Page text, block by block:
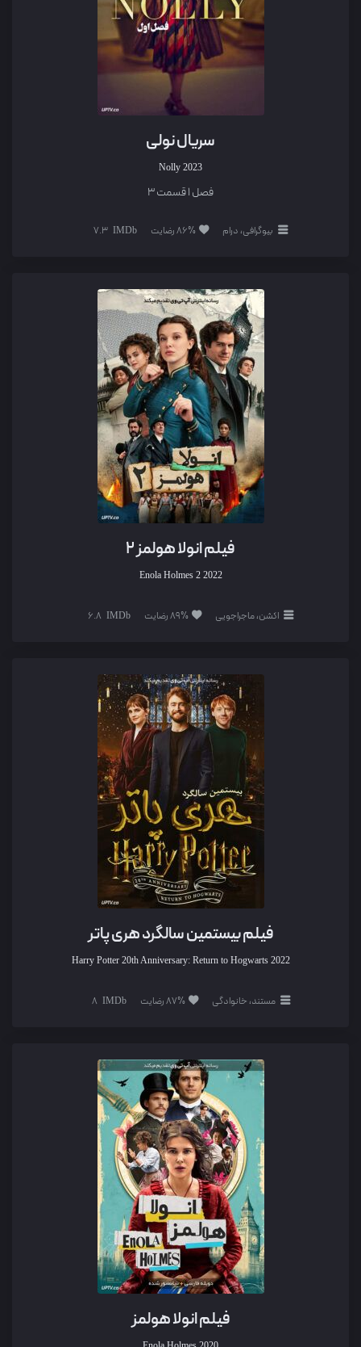
سریال نولی
Nolly 2023
فصل 1 قسمت 3
بیوگرافی، درام 86% رضایت
فیلم انولا هولمز 2
Enola Holmes 2 2022
اکشن، ماجراجویی 89% رضایت
فیلم بیستمین سالگرد هری پاتر
Harry Potter 20th Anniversary: Return to Hogwarts 2022
مستند، خانوادگی 87% رضایت 8
فیلم انولا هولمز